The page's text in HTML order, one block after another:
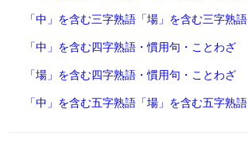
「中」を含む三字熟語 「場」を含む三字熟語
「中」を含む四字熟語・慣用句・ことわざ
「場」を含む四字熟語・慣用句・ことわざ
「中」を含む五字熟語 「場」を含む五字熟語